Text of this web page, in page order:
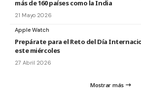
más de 160 países como la India
21 Mayo 2026
Apple Watch
Prepárate para el Reto del Día
este miércoles
27 Abril 2026
Mostrar más